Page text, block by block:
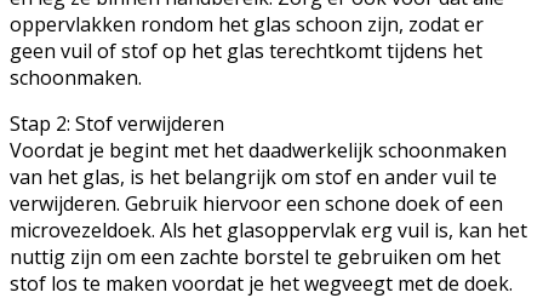
oppervlakken rondom het glas schoon zijn, zodat er
geen vuil of stof op het glas terechtkomt tijdens het
schoonmaken.
Stap 2: Stof verwijderen
Voordat je begint met het daadwerkelijk schoonmaken
van het glas, is het belangrijk om stof en ander vuil te
verwijderen. Gebruik hiervoor een schone doek of een
microvezeldoek. Als het glasoppervlak erg vuil is, kan het
nuttig zijn om een ​​zachte borstel te gebruiken om het
stof los te maken voordat je het wegveegt met de doek.